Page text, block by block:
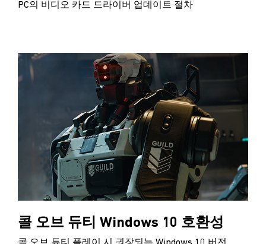
PC의 비디오 카드 드라이버 업데이트 절차
콜 오브 듀티 Windows 10 호환성